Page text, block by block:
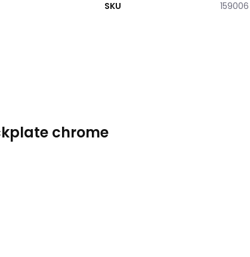
SKU 159006
chrome